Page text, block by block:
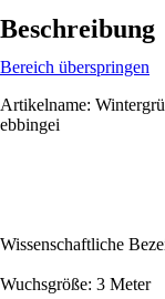
Beschreibung
Bereich überspringen
Artikelname:
ebbingei
Wissenschaftliche
Wuchsgröße: 3 Meter